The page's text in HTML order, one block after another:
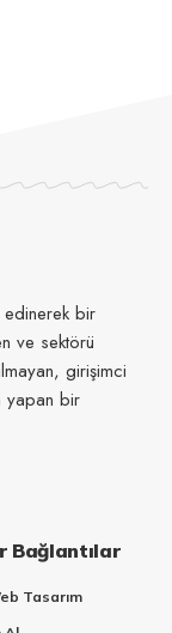
edinerek bir
ve sektörü
girişimci
yapan bir
Bağlantılar
Tasarım